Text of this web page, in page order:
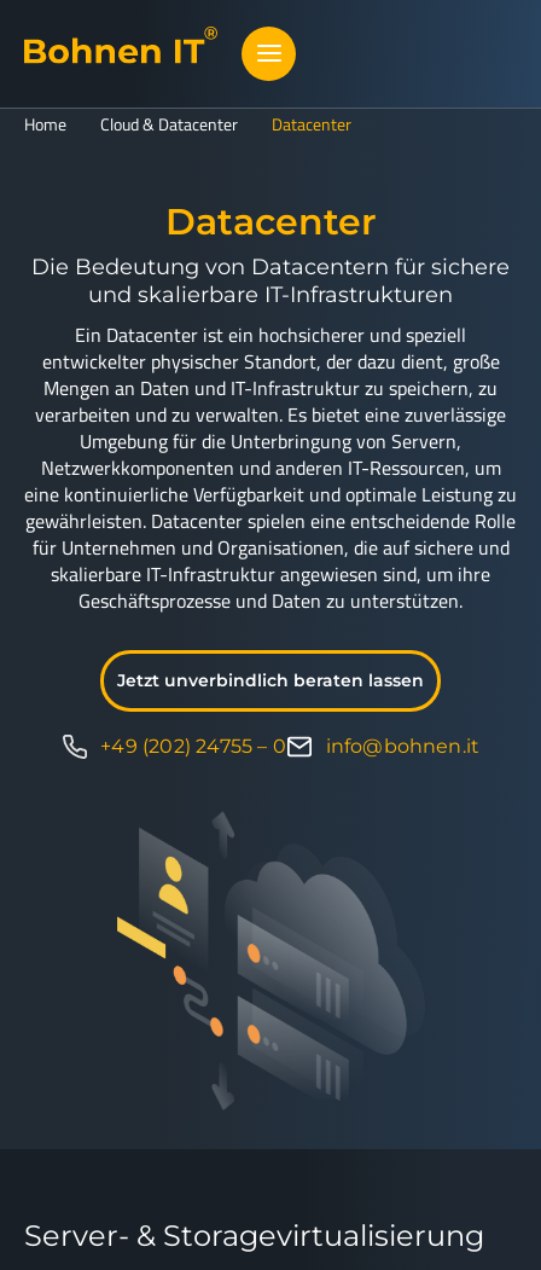
Home Cloud & Datacenter Datacenter
Datacenter
Die Bedeutung von Datacentern für sichere
und skalierbare IT-Infrastrukturen
Ein Datacenter ist ein hochsicherer und speziell
entwickelter physischer Standort, der dazu dient, große
Mengen an Daten und IT-Infrastruktur zu speichern, zu
verarbeiten und zu verwalten. Es bietet eine zuverlässige
Umgebung für die Unterbringung von Servern,
Netzwerkkomponenten und anderen IT-Ressourcen, um
eine kontinuierliche Verfügbarkeit und optimale Leistung zu
gewährleisten. Datacenter spielen eine entscheidende Rolle
für Unternehmen und Organisationen, die auf sichere und
skalierbare IT-Infrastruktur angewiesen sind, um ihre
Geschäftsprozesse und Daten zu unterstützen.
Jetzt unverbindlich beraten lassen
+49 (202) 24755 – 0 info@bohnen.it
Server- & Storagevirtualisierung